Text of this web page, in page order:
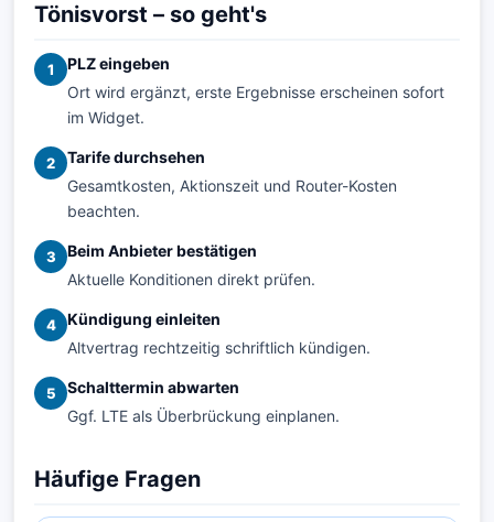
Tönisvorst – so geht's
1
PLZ eingeben
Ort wird ergänzt, erste Ergebnisse erscheinen sofort
im Widget.
2
Tarife durchsehen
Gesamtkosten, Aktionszeit und Router-Kosten
beachten.
3
Beim Anbieter bestätigen
Aktuelle Konditionen direkt prüfen.
4
Kündigung einleiten
Altvertrag rechtzeitig schriftlich kündigen.
5
Schalttermin abwarten
Ggf. LTE als Überbrückung einplanen.
Häufige Fragen